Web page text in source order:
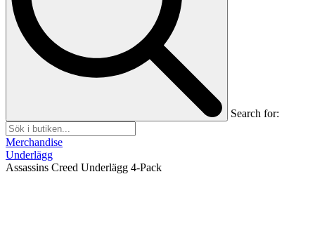
Search for:
Merchandise
Underlägg
Assassins Creed Underlägg 4-Pack